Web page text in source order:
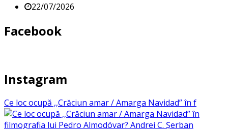
22/07/2026
Facebook
Instagram
Ce loc ocupă ,,Crăciun amar / Amarga Navidad” în f